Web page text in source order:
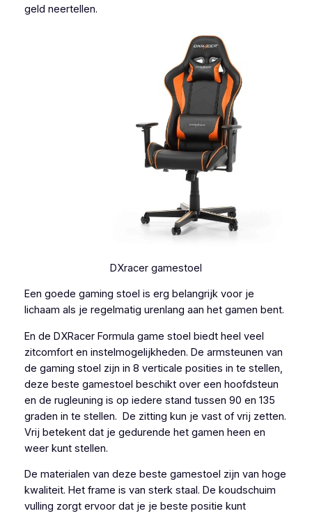
geld neertellen.
DXracer gamestoel
Een goede gaming stoel is erg belangrijk voor je
lichaam als je regelmatig urenlang aan het gamen bent.
En de DXRacer Formula game stoel biedt heel veel
zitcomfort en instelmogelijkheden. De armsteunen van
de gaming stoel zijn in 8 verticale posities in te stellen,
deze beste gamestoel beschikt over een hoofdsteun
en de rugleuning is op iedere stand tussen 90 en 135
graden in te stellen. De zitting kun je vast of vrij zetten.
Vrij betekent dat je gedurende het gamen heen en
weer kunt stellen.
De materialen van deze beste gamestoel zijn van hoge
kwaliteit. Het frame is van sterk staal. De koudschuim
vulling zorgt ervoor dat je je beste positie kunt